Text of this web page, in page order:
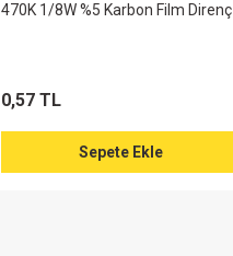
470K 1/8W %5 Karbon Film Direnç
0,57 TL
Sepete Ekle